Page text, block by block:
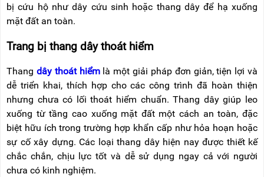
bị cứu hộ như dây cứu sinh hoặc thang dây để hạ xuống
mặt đất an toàn.
Trang bị thang dây thoát hiểm
Thang dây thoát hiểmlà một giải pháp đơn giản, tiện lợi và
dễ triển khai, thích hợp cho các công trình đã hoàn thiện
nhưng chưa có lối thoát hiểm chuẩn. Thang dây giúp leo
xuống từ tầng cao xuống mặt đất một cách an toàn, đặc
biệt hữu ích trong trường hợp khẩn cấp như hỏa hoạn hoặc
sự cố xây dựng. Các loại thang dây hiện nay được thiết kế
chắc chắn, chịu lực tốt và dễ sử dụng ngay cả với người
chưa có kinh nghiệm.